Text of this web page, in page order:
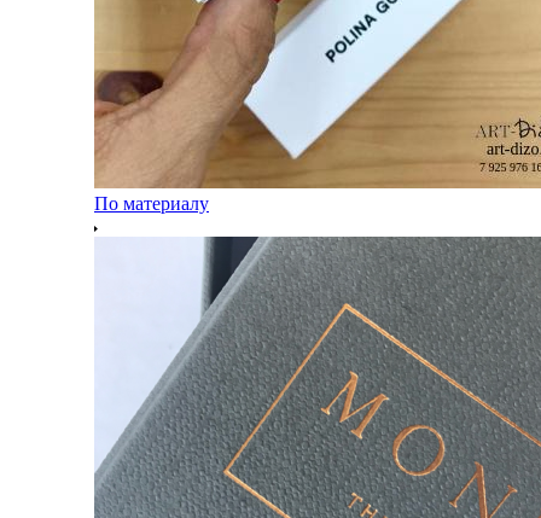
По материалу